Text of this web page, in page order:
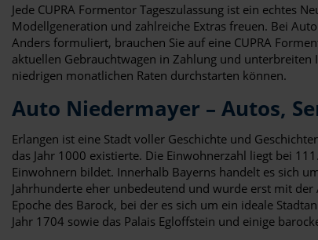
Jede CUPRA Formentor Tageszulassung ist ein echtes
Modellgeneration und zahlreiche Extras freuen. Bei
Anders formuliert, brauchen Sie auf eine CUPRA
aktuellen Gebrauchtwagen in Zahlung und
niedrigen monatlichen Raten durchstarten können.
Auto Niedermayer – Autos,
Erlangen ist eine Stadt voller Geschichte und
das Jahr 1000 existierte. Die Einwohnerzahl liegt bei
Einwohnern bildet. Innerhalb Bayerns handelt es sich
Jahrhunderte eher unbedeutend und wurde erst mit
Epoche des Barock, bei der es sich um ein ideale
Jahr 1704 sowie das Palais Egloffstein und einige